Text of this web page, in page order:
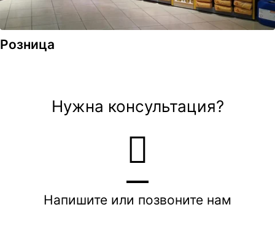
Розница
Нужна консультация?
Напишите или позвоните нам